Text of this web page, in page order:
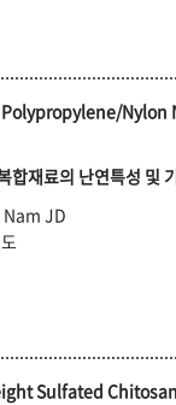
합재료의 난연특성 및
Nam JD
Sulfated